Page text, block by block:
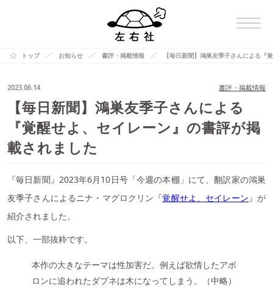
トップ お知らせ 書評・掲載情報 【毎日新聞】鴻巣友季子さんによる『
2023.06.14 書評・掲載情報
【毎日新聞】鴻巣友季子さんによる
『覚醒せよ、セイレーン』の書評が掲
載されました
『毎日新聞』2023年6月10日号「今週の本棚」にて、翻訳家の鴻巣
友季子さんによるニナ・マグロクリン『覚醒せよ、セイレーン』が
紹介されました。
以下、一部抜粋です。
本作の大きなテーマは性加害だ。例えば欲情したアポ
ロンに追われたダプネは木になってしまう。（中略）